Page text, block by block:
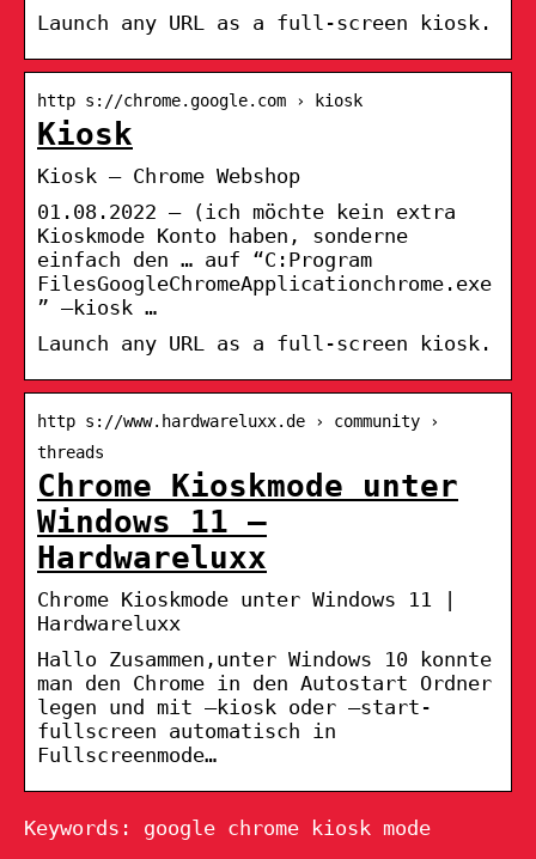
Launch any URL as a full-screen kiosk.
http s://chrome.google.com › kiosk
Kiosk
Kiosk – Chrome Webshop
01.08.2022 — (ich möchte kein extra
Kioskmode Konto haben, sonderne
einfach den … auf “C:Program
FilesGoogleChromeApplicationchrome.exe
” –kiosk …
Launch any URL as a full-screen kiosk.
http s://www.hardwareluxx.de › community ›
threads
Chrome Kioskmode unter
Windows 11 –
Hardwareluxx
Chrome Kioskmode unter Windows 11 |
Hardwareluxx
Hallo Zusammen,unter Windows 10 konnte
man den Chrome in den Autostart Ordner
legen und mit –kiosk oder –start-
fullscreen automatisch in
Fullscreenmode…
Keywords: google chrome kiosk mode